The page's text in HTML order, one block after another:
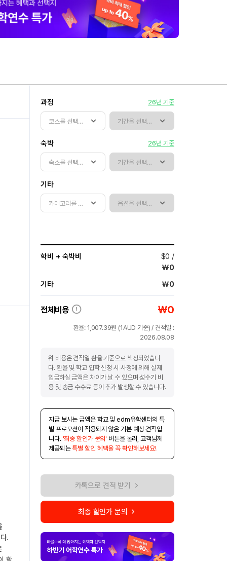
.
과정 26년 기준
숙박 26년 기준
기타
학비 + 숙박비 $0 /
￦0
기타
￦0
전체비용 ￦0
환율: 1,007.39원 (1AUD 기준) / 견적일 :
2026.08.08
위 비용은 견적일 환율 기준으로 책정되었습니
다. 환율 및 학교 입학 신청 시 사정에 의해 실제
입금하실 금액은 차이가 날 수 있으며 성수기 비
용 및 송금 수수료 등이 추가 발생할 수 있습니다.
지금 보시는 금액은 학교 및 edm유학센터의 특
별 프로모션이 적용되지 않은 기본 예상 견적입
니다. '최종 할인가 문의' 버튼을 눌러, 고객님께
제공되는특별 할인 혜택을 꼭 확인해보세요!
카톡으로 견적 받기
최종 할인가 문의